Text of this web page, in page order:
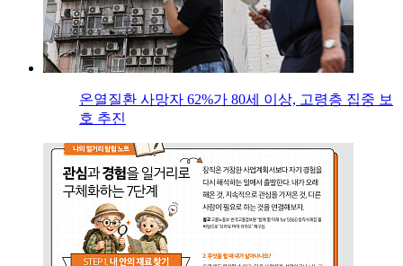
온열질환 사망자 62%가 80세 이상, 고령층 집중 보
호 추진